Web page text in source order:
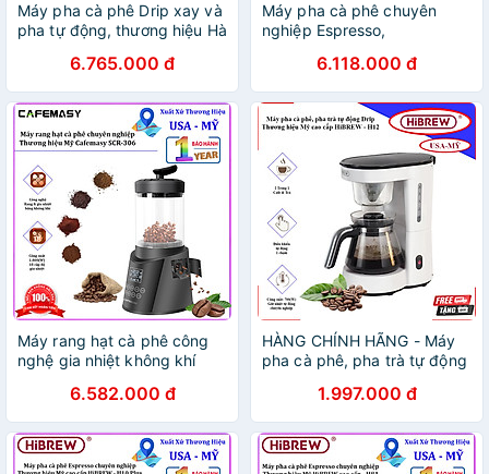
Máy pha cà phê Drip xay và
pha tự động, thương hiệu Hà
HD7900/50 - HÀNG NHẬP
KHẨU
6.765.000 đ
Máy pha cà phê chuyên
nghiệp Espresso,
hiệu Mỹ cao cấp HiBREW -
H10. Hàng chính hãng
6.118.000 đ
Máy rang hạt cà phê công
nghệ gia nhiệt không khí
Mỹ cao cấp Cafemasy SCR-
306. Hàng chính hãng
6.582.000 đ
HÀNG CHÍNH HÃNG - Máy
pha cà phê, pha trà tự động
cấp HiBREW - H12
1.997.000 đ